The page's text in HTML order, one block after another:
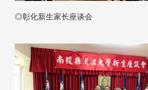
◎彰化新生家长座谈会